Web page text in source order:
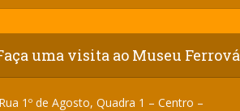
uma visita ao Museu
Rua 1º de Agosto, Quadra 1 – Centro –